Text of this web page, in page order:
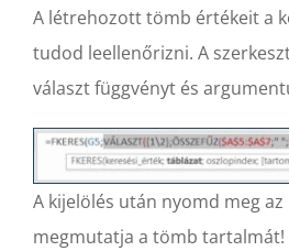
A létrehozott tömb értékeit a
tudod leellenőrizni. A
választ függvényt és
A kijelölés után nyomd meg az
megmutatja a tömb tartalmát!